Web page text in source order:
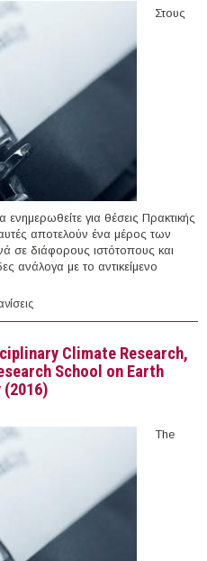
Στους
για θέσεις Πρακτικής
αποτελούν ένα μέρος των
σε διάφορους ιστότοπους και
ανάλογα με το αντικείμενο
Άσκησης στο εξωτερικό
Climate Research,
School on Earth
The